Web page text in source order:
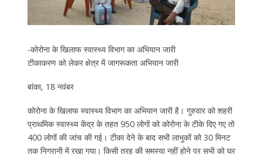
-कोरोना के खिलाफ स्वास्थ्य विभाग का अभियान जारी
टीकाकरण को लेकर क्षेत्र में जागरूकता अभियान जारी
बांका, 18 नवंबर
कोरोना के खिलाफ स्वास्थ्य विभाग का अभियान जारी है। गुरुवार को शहरी
प्राथमिक स्वास्थ्य केंद्र के तहत 950 लोगों को कोरोना के टीके दिए गए तो
400 लोगों की जांच की गई। टीका देने के बाद सभी लाभुकों को 30 मिनट
तक निगरानी में रखा गया। किसी तरह की समस्या नहीं होने पर सभी को घर